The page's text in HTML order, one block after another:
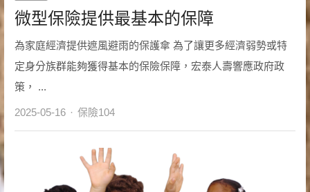
微型保險提供最基本的保障
為家庭經濟提供遮風避雨的保護傘 為了讓更多經濟弱勢或特
定身分族群能夠獲得基本的保險保障，宏泰人壽響應政府政
策， ...
2025-05-16 Author
保險104